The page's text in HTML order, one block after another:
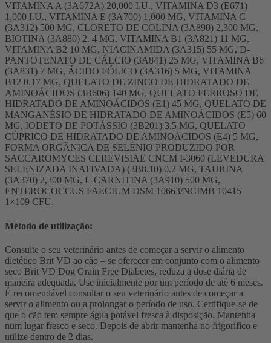
VITAMINA A (3A672A) 20,000 I.U., VITAMINA D3 (E671)
1,000 I.U., VITAMINA E (3A700) 1,000 MG, VITAMINA C
(3A312) 500 MG, CLORETO DE COLINA (3A890) 2,300 MG,
BIOTINA (3A880) 2. 4 MG, VITAMINA B1 (3A821) 11 MG,
VITAMINA B2 10 MG, NIACINAMIDA (3A315) 55 MG, D-
PANTOTENATO DE CÁLCIO (3A841) 25 MG, VITAMINA B6
(3A831) 7 MG, ÁCIDO FÓLICO (3A316) 5 MG, VITAMINA
B12 0.17 MG, QUELATO DE ZINCO DE HIDRATADO DE
AMINOÁCIDOS (3B606) 140 MG, QUELATO FERROSO DE
HIDRATADO DE AMINOÁCIDOS (E1) 45 MG, QUELATO DE
MANGANÉSIO DE HIDRATADO DE AMINOÁCIDOS (E5) 60
MG, IODETO DE POTÁSSIO (3B201) 3.5 MG, QUELATO
CÚPRICO DE HIDRATADO DE AMINOÁCIDOS (E4) 5 MG,
FORMA ORGÂNICA DE SELÉNIO PRODUZIDO POR
SACCAROMYCES CEREVISIAE CNCM I-3060 (LEVEDURA
SELENIZADA INATIVADA) (3B8.10) 0.2 MG, TAURINA
(3A370) 2,300 MG, L-CARNITINA (3A910) 500 MG,
ENTEROCOCCUS FAECIUM DSM 10663/NCIMB 10415
1×109 CFU.
Método de utilização:
Consulte o seu veterinário antes de começar a servir o alimento
dietético Brit VD ao cão – se oferecer em conjunto com o alimento
seco Brit VD Dog Grain Free Diabetes, reduza a dose diária de
maneira adequada. Use inicialmente por um período de até 6 meses.
É recomendável consultar o seu veterinário antes de começar a
servir o alimento ou a prolongar o período de uso. Certifique-se de
que o cão tem sempre água potável fresca à disposição. Mantenha
num lugar fresco e seco. Depois de abrir mantenha no frigorífico e
utilize dentro de 2 dias.